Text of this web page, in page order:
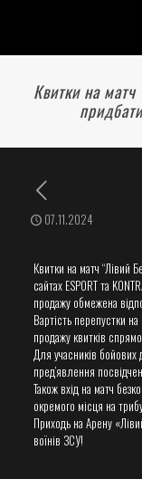
Квитки на матч
07.11.2024
Квитки на матч “Лівий
сайтах ESPORT та
продажу обмежена
Вартість перепустки
продажу квитків
Для учасників бойових
пред’явлення
Також вхід на матч
окремого місця на
Приходь на Арену
воїнів ЗСУ!